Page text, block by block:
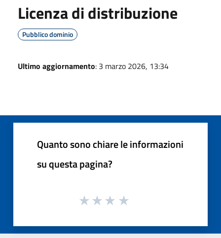
Licenza di distribuzione
Pubblico dominio
Ultimo aggiornamento: 3 marzo 2026, 13:34
Quanto sono chiare le informazioni
su questa pagina?